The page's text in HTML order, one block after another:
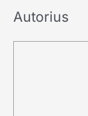
Autorius